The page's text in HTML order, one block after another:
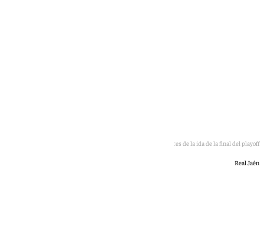
Jugadores del Jaén antes de la ida de la final del playoff
Real Jaén